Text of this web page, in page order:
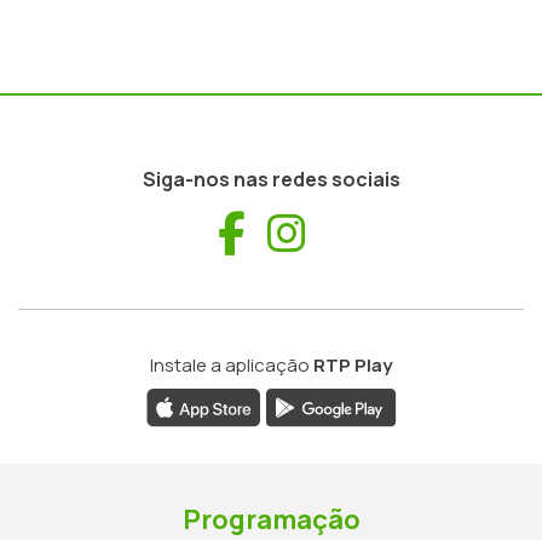
Siga-nos nas redes sociais
Facebook
Instale a aplicação RTP Play
Programação